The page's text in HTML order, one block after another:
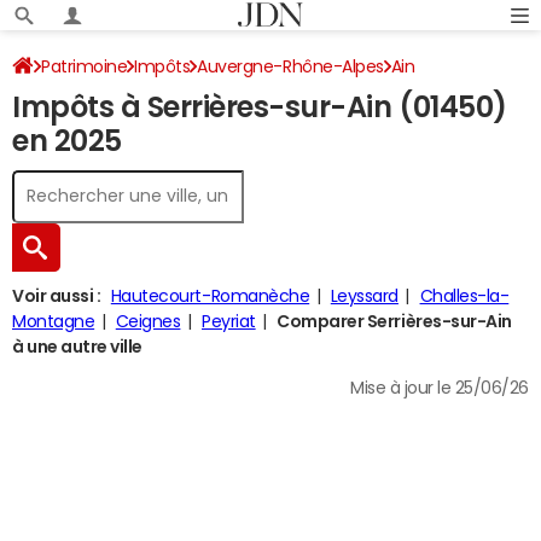
Patrimoine Impôts Auvergne-Rhône-Alpes Ain
Serrières-sur-Ain Impôt sur le revenu
Impôts à Serrières-sur-Ain (01450)
en 2025
Voir aussi : Hautecourt-Romanèche Leyssard
Challes-la-
Montagne
Ceignes Peyriat
Comparer Serrières-sur-Ain
à une autre ville
Mise à jour le 25/06/26